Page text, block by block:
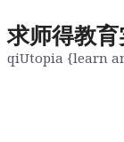
求师得教
qiUtopia {learn